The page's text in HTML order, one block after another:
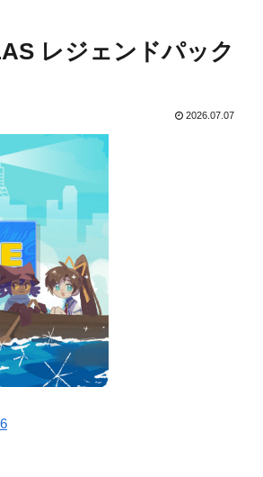
レジェンドパック
2026.07.07